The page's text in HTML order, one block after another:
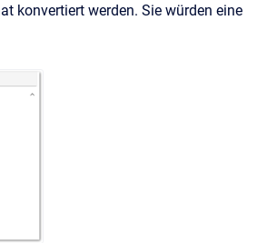
konvertiert werden. Sie würden eine